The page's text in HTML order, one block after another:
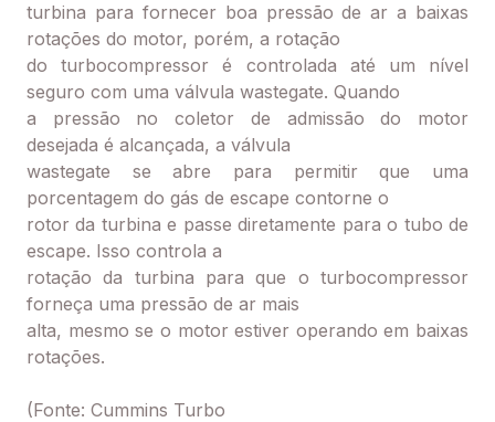
turbina para fornecer boa pressão de ar a baixas
rotações do motor, porém, a rotação
do turbocompressor é controlada até um nível
seguro com uma válvula wastegate. Quando
a pressão no coletor de admissão do motor
desejada é alcançada, a válvula
wastegate se abre para permitir que uma
porcentagem do gás de escape contorne o
rotor da turbina e passe diretamente para o tubo de
escape. Isso controla a
rotação da turbina para que o turbocompressor
forneça uma pressão de ar mais
alta, mesmo se o motor estiver operando em baixas
rotações.
(Fonte: Cummins Turbo